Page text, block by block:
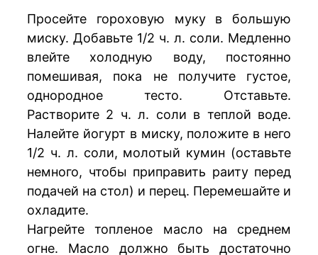
Просейте гороховую муку в большую
миску. Добавьте 1/2 ч. л. соли. Медленно
влейте холодную воду, постоянно
помешивая, пока не получите густое,
однородное тесто. Отставьте.
Растворите 2 ч. л. соли в теплой воде.
Налейте йогурт в миску, положите в него
1/2 ч. л. соли, молотый кумин (оставьте
немного, чтобы приправить раиту перед
подачей на стол) и перец. Перемешайте и
охладите.
Нагрейте топленое масло на среднем
огне. Масло должно быть достаточно